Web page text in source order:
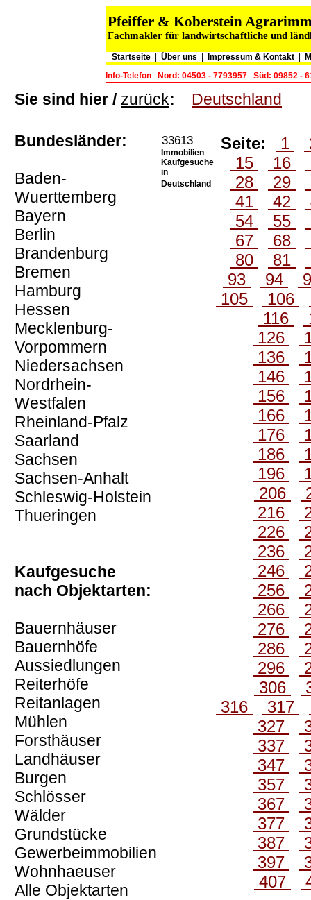
Pfeiffer & Koberstein
Fachmakler für landwirtschaftliche und
Startseite| Über uns Impressum & Kontakt|
Info-Telefon
Nord: 04503 - 7793957 Süd: 09852 -
Sie sind hier / zurück: Deutschland
Bundesländer:
Baden-
Wuerttemberg
Bayern
Berlin
Brandenburg
Bremen
Hamburg
Hessen
Mecklenburg-
Vorpommern
Niedersachsen
Nordrhein-
Westfalen
Rheinland-Pfalz
Saarland
Sachsen
Sachsen-Anhalt
Schleswig-Holstein
Thueringen
Kaufgesuche
nach Objektarten:
Bauernhäuser
Bauernhöfe
Aussiedlungen
Reiterhöfe
Reitanlagen
Mühlen
Forsthäuser
Landhäuser
Burgen
Schlösser
Wälder
Grundstücke
Gewerbeimmobilien
Wohnhaeuser
Alle Objektarten
33613
Immobilien
Kaufgesuche
in
Deutschland
Seite: 1
15
16
28
29
41
42
54
55
67
68
80
81
93
94
105
106
116
126
136
146
156
166
176
186
196
206
216
226
236
246
256
266
276
286
296
306
316
317
327
337
347
357
367
377
387
397
407